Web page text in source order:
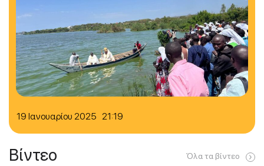
19 Ιανουαρίου 2025 21:19
Βίντεο Όλα τα βίντεο